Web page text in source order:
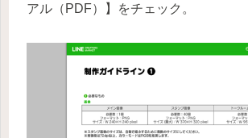
アル（PDF）】をチェック。